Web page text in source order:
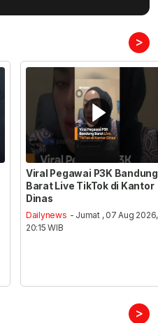
>
Viral Pegawai P3K Bandung
Barat Live TikTok di Kantor
Dinas
Dailynews - Jumat , 07 Aug 2026,
20:15 WIB
>